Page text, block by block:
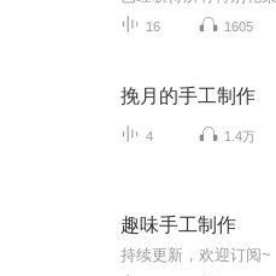
16 1605
挽月的手工制作
4 1.4万
趣味手工制作
持续更新，欢迎订阅~